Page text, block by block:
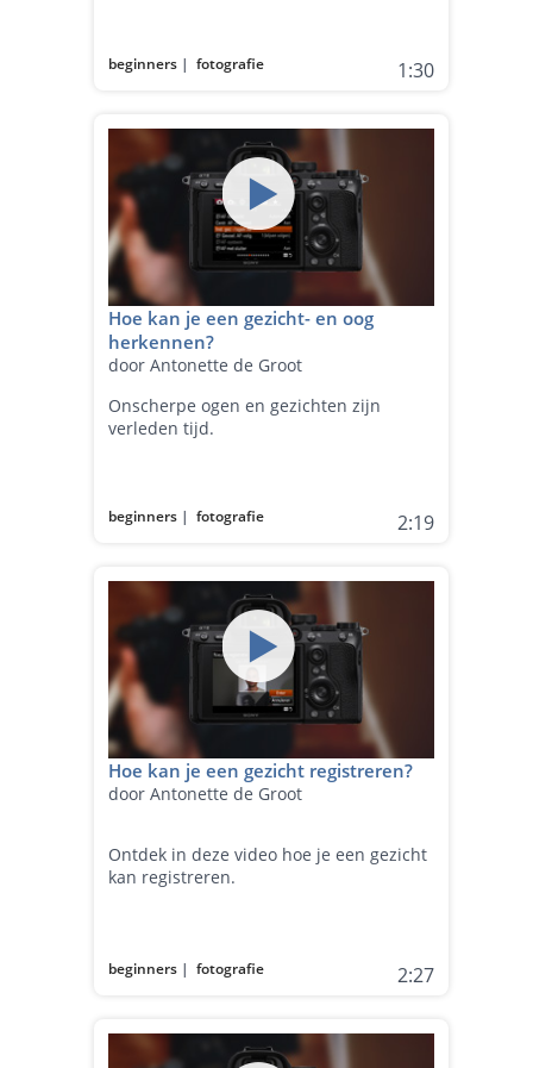
beginners |fotografie 1:30
Hoe kan je een gezicht- en oog
herkennen?
door Antonette de Groot
Onscherpe ogen en gezichten zijn
verleden tijd.
beginners |fotografie 2:19
Hoe kan je een gezicht registreren?
door Antonette de Groot
Ontdek in deze video hoe je een gezicht
kan registreren.
beginners |fotografie 2:27